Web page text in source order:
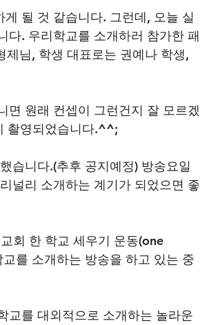
될 것 같습니다. 그런데, 오늘 실
. 우리학교를 소개하러 참가한 패
님, 학생 대표로는 권예나 학생,
면 원래 컨셉이 그런건지 잘 모르겠
촬영되었습니다.^^;
습니다.(추후 공지예정) 방송요일
널리 소개하는 계기가 되었으면 좋
회 한 학교 세우기 운동(one
를 소개하는 방송을 하고 있는 중
교를 대외적으로 소개하는 놀라운